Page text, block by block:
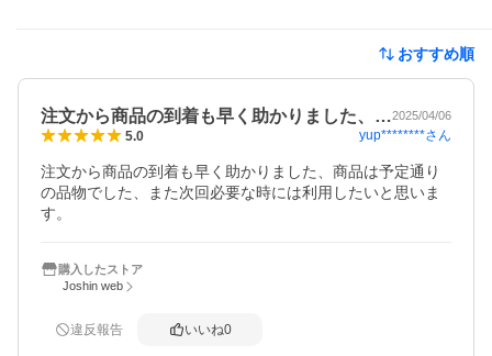
おすすめ順
注文から商品の到着も早く助かりました、…2025/04/06
5.0 yup********さん
注文から商品の到着も早く助かりました、商品は予定通り
の品物でした、また次回必要な時には利用したいと思いま
す。
購入したストア
Joshin web
違反報告 いいね0